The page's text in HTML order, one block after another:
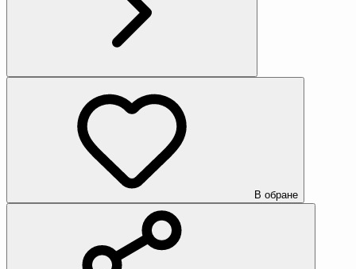
В обране